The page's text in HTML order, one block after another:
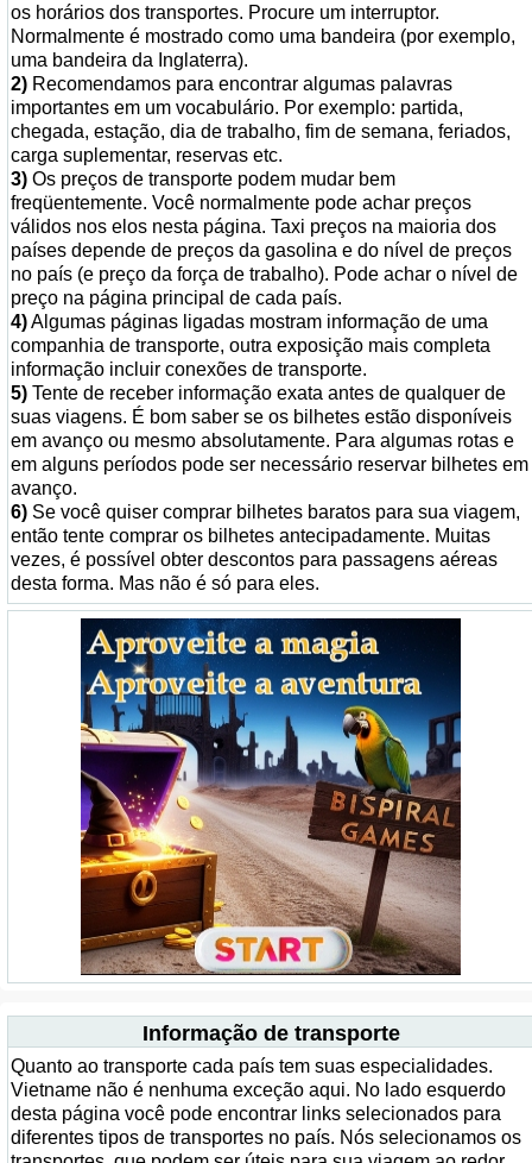
os horários dos transportes. Procure um interruptor.
Normalmente é mostrado como uma bandeira (por exemplo,
uma bandeira da Inglaterra).
2) Recomendamos para encontrar algumas palavras
importantes em um vocabulário. Por exemplo: partida,
chegada, estação, dia de trabalho, fim de semana, feriados,
carga suplementar, reservas etc.
3) Os preços de transporte podem mudar bem
freqüentemente. Você normalmente pode achar preços
válidos nos elos nesta página. Taxi preços na maioria dos
países depende de preços da gasolina e do nível de preços
no país (e preço da força de trabalho). Pode achar o nível de
preço na página principal de cada país.
4)Algumas páginas ligadas mostram informação de uma
companhia de transporte, outra exposição mais completa
informação incluir conexões de transporte.
5) Tente de receber informação exata antes de qualquer de
suas viagens. É bom saber se os bilhetes estão disponíveis
em avanço ou mesmo absolutamente. Para algumas rotas e
em alguns períodos pode ser necessário reservar bilhetes em
avanço.
6) Se você quiser comprar bilhetes baratos para sua viagem,
então tente comprar os bilhetes antecipadamente. Muitas
vezes, é possível obter descontos para passagens aéreas
desta forma. Mas não é só para eles.
Informação de transporte
Quanto ao transporte cada país tem suas especialidades.
Vietname não é nenhuma exceção aqui. No lado esquerdo
desta página você pode encontrar links selecionados para
diferentes tipos de transportes no país. Nós selecionamos os